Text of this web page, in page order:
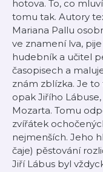
hotova. To, co
tomu tak. Autory
Mariana Pallu
ve znamení lva,
hudebník a učitel
časopisech a
znám zblízka. Je
opak Jiřího
Mozarta. Tomu
zvířátek
nejmenších. Jeho
čaje) pěstování
Jiří Lábus byl